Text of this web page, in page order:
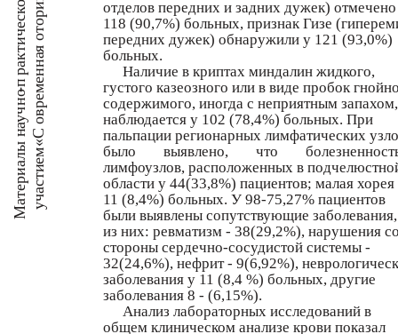
отделов передних и задних дужек)
118 (90,7%) больных, признак Гизе
передних дужек) обнаружили у 121 (93,0%)
больных.
Наличие в криптах миндалин жидкого,
густого казеозного или в виде пробок
содержимого, иногда с неприятным запахом,
наблюдается у 102 (78,4%) больных. При
пальпации регионарных лимфатических
было
выявлено, что
лимфоузлов, расположенных в
области у 44(33,8%) пациентов; малая хорея
11 (8,4%) больных. У 98-75,27% пациентов
были выявлены сопутствующие заболевания,
из них: ревматизм - 38(29,2%), нарушения
стороны сердечно-сосудистой системы -
32(24,6%), нефрит - 9(6,92%),
заболевания у 11 (8,4 %) больных, другие
заболевания 8 - (6,15%).
Анализ лабораторных исследований в
общем клиническом анализе крови показал
Ма
тери
алы н
ауч
но
-п
ра
кти
че
ск
уч
ас
ти
ем
«С
овре
м
ен
на
я ото
ри